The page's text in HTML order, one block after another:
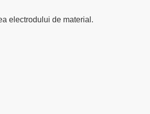
electrodului de material.